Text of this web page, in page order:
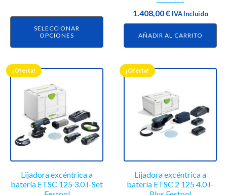
SELECCIONAR
OPCIONES
página
producto
2.415,77€
El
precio
original
era:
2.415,77 €.
1.408,00€El
precio
actual
es:
IVA Incluido
AÑADIR AL CARRITO
¡Oferta!
Lijadora excéntrica a
batería ETSC 125 3.0 I-Set
¡Oferta!
Lijadora excéntrica a
batería ETSC 2 125 4.0 I-